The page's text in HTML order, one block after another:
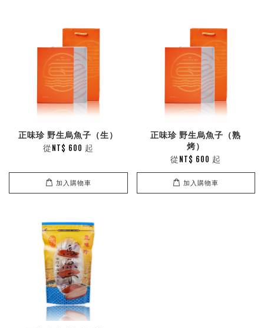
正味珍 野生烏魚子（生）
從 NT$ 600 起
加入購物車
正味珍 野生烏魚子（熟
烤）
從 NT$ 600 起
加入購物車